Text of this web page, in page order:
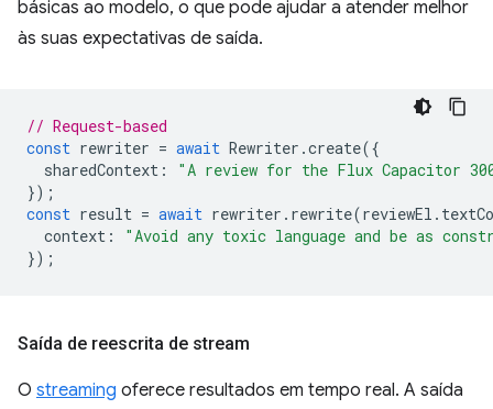
básicas ao modelo, o que pode ajudar a atender melhor
às suas expectativas de saída.
// Request-based
const rewriter = await Rewriter .create({
sharedContext :
"A review for the Flux Capacitor
});
const result = await rewriter . rewrite(reviewEl .
context :
"Avoid any toxic language and be as
});
Saída de reescrita de stream
O streaming oferece resultados em tempo real. A saída